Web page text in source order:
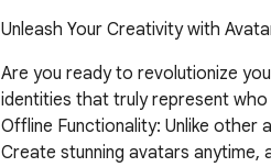
Unleash Your Creativity with
Are you ready to revolutionize
identities that truly represent
Offline Functionality: Unlike
Create stunning avatars anytime,